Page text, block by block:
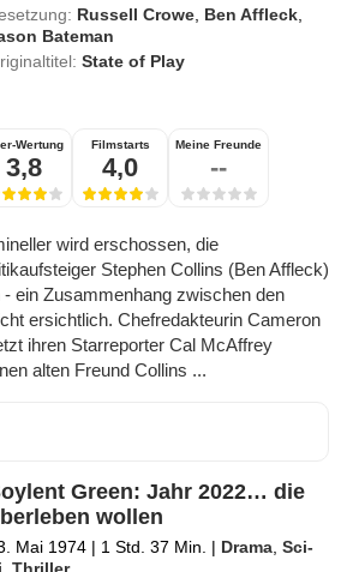
Russell Crowe Ben Affleck
Bateman
State of Play
Wertung
3,8
Filmstarts
4,0
Meine Freunde
--
wird erschossen, die
Stephen Collins (Ben Affleck)
ein Zusammenhang zwischen den
ersichtlich. Chefredakteurin Cameron
ihren Starreporter Cal McAffrey
alten Freund Collins ...
Green: Jahr 2022… die
wollen
Mai 1974 | 1 Std. 37 Min. | Drama ,Sci-
,Thriller